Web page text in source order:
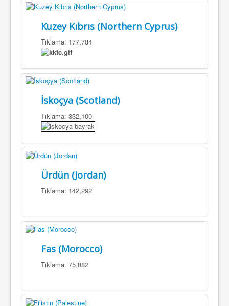
Kuzey Kıbrıs (Northern Cyprus)
Tıklama: 177,784
İskoçya (Scotland)
Tıklama: 332,100
Ürdün (Jordan)
Tıklama: 142,292
Fas (Morocco)
Tıklama: 75,882